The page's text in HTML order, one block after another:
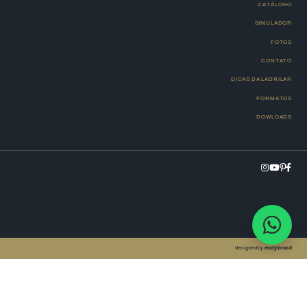
CATÁLOGO
SIMULADOR
FOTOS
CONTATO
DICAS DA LADRILAR
FORMATOS
DOWLOADS
designed by endybrasil